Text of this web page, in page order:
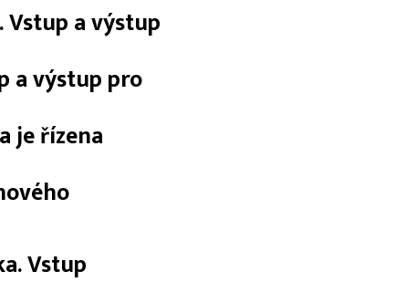
Vstup a výstup
a výstup pro
je řízena
Vstup